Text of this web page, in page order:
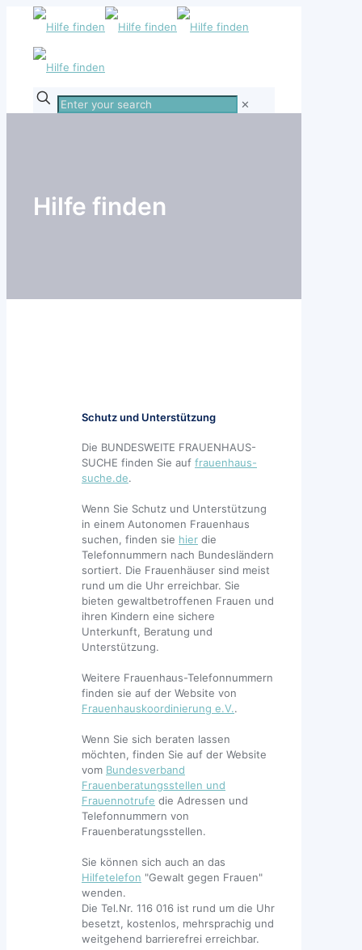
Enter
your
✕
Hilfe finden
Schutz und Unterstützung
Die BUNDESWEITE FRAUENHAUS-
SUCHE finden Sie auf frauenhaus-
suche.de.
Wenn Sie Schutz und Unterstützung
in einem Autonomen Frauenhaus
suchen, finden sie hier die
Telefonnummern nach Bundesländern
sortiert. Die Frauenhäuser sind meist
rund um die Uhr erreichbar. Sie
bieten gewaltbetroffenen Frauen und
ihren Kindern eine sichere
Unterkunft, Beratung und
Unterstützung.
Weitere Frauenhaus-Telefonnummern
finden sie auf der Website von
Frauenhauskoordinierung e.V..
Wenn Sie sich beraten lassen
möchten, finden Sie auf der Website
vom Bundesverband
Frauenberatungsstellen und
Frauennotrufe die Adressen und
Telefonnummern von
Frauenberatungsstellen.
Sie können sich auch an das
Hilfetelefon "Gewalt gegen Frauen"
wenden.
Die Tel.Nr. 116 016 ist rund um die Uhr
besetzt, kostenlos, mehrsprachig und
weitgehend barrierefrei erreichbar.